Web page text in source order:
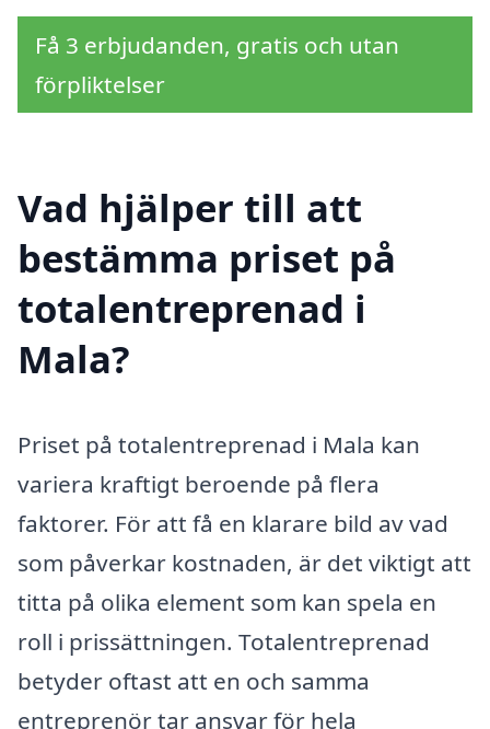
Få 3 erbjudanden, gratis och utan
förpliktelser
Vad hjälper till att
bestämma priset på
totalentreprenad i
Mala?
Priset på totalentreprenad i Mala kan
variera kraftigt beroende på flera
faktorer. För att få en klarare bild av vad
som påverkar kostnaden, är det viktigt att
titta på olika element som kan spela en
roll i prissättningen. Totalentreprenad
betyder oftast att en och samma
entreprenör tar ansvar för hela